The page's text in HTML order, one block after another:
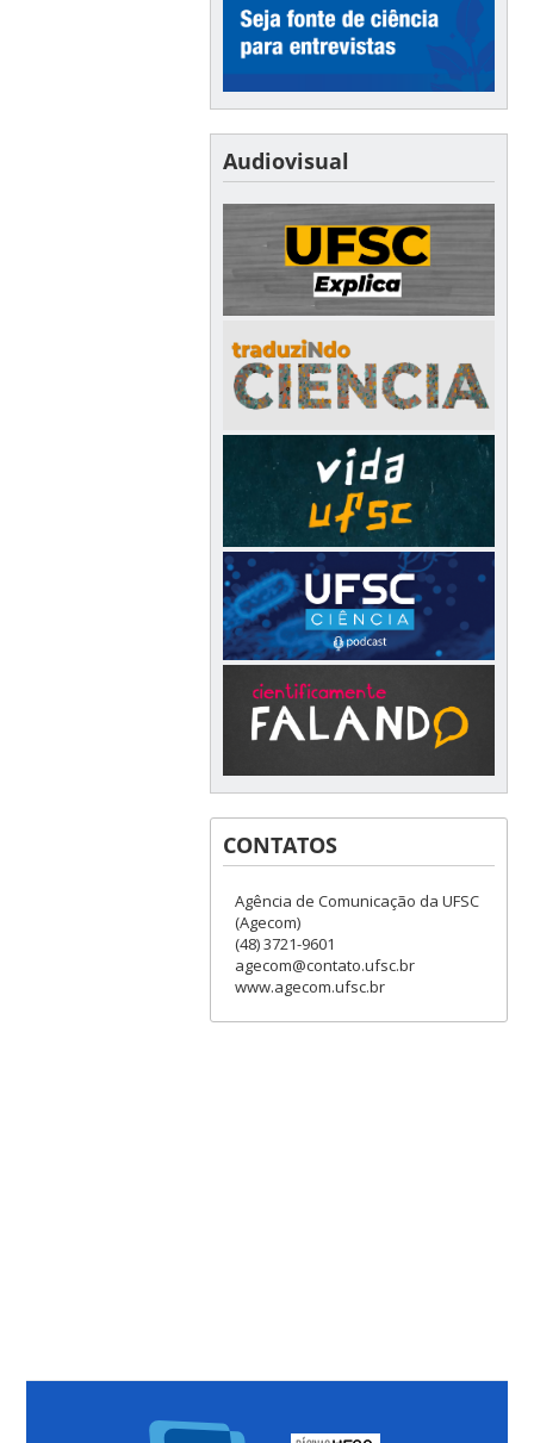
Audiovisual
CONTATOS
Agência de Comunicação da UFSC
(Agecom)
(48) 3721-9601
agecom@contato.ufsc.br
www.agecom.ufsc.br